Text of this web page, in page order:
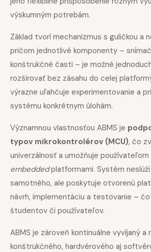
výskumným potrebám.
Základ tvorí mechanizmus s guličkou a
pričom jednotlivé komponenty –
konštrukčné časti – je možné
rozširovať bez zásahu do celej
výrazne uľahčuje experimentovanie a
systému konkrétnym úlohám.
Významnou vlastnosťou ABMS je
typov mikrokontrolérov (MCU), čo
univerzálnosť a umožňuje
embeddedplatformami. Systém neslúži
samotného, ale poskytuje otvorenú
návrh, implementáciu a testovanie – čo
študentov či používateľov.
ABMS je zároveň kontinuálne vyvíjaný a
konštrukčného, hardvérového aj